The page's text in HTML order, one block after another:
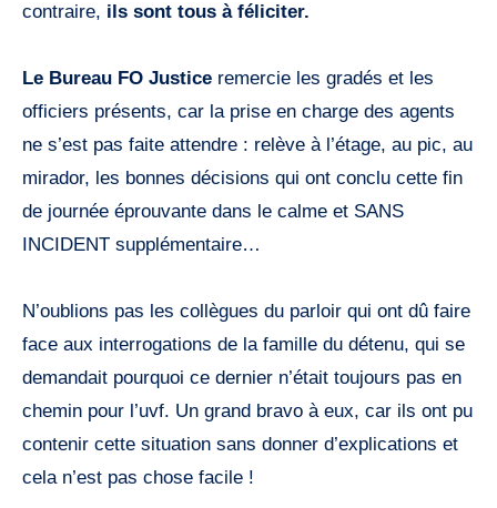
contraire, ils sont tous à féliciter.
Le Bureau FO Justice remercie les gradés et les
officiers présents, car la prise en charge des agents
ne s’est pas faite attendre : relève à l’étage, au pic, au
mirador, les bonnes décisions qui ont conclu cette fin
de journée éprouvante dans le calme et SANS
INCIDENT supplémentaire…
N’oublions pas les collègues du parloir qui ont dû faire
face aux interrogations de la famille du détenu, qui se
demandait pourquoi ce dernier n’était toujours pas en
chemin pour l’uvf. Un grand bravo à eux, car ils ont pu
contenir cette situation sans donner d’explications et
cela n’est pas chose facile !